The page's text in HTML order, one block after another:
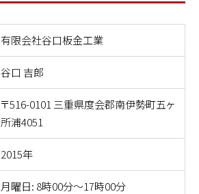
有限会社谷口板金工業
谷口 吉郎
〒516-0101 三重県度会郡南伊勢町五ヶ
所浦4051
2015年
月曜日: 8時00分～17時00分